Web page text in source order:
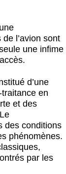
l’avion sont
une infime
d’une
en
et des
des conditions
phénomènes.
par les